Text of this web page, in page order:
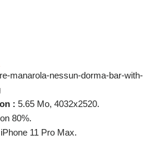
manarola-nessun-dorma-bar-with-
: 5.65 Mo, 4032x2520.
80%.
iPhone 11 Pro Max.